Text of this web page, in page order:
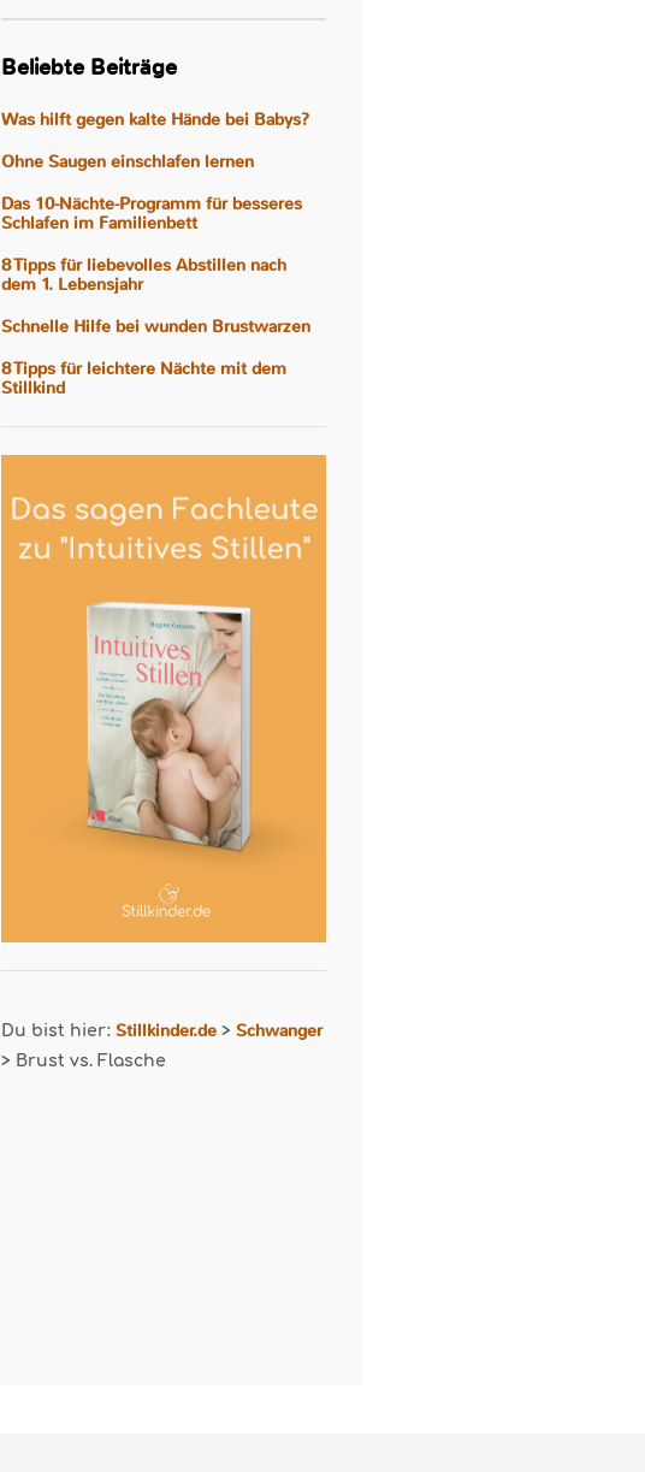
Beliebte Beiträge
Was hilft gegen kalte Hände bei Babys?
Ohne Saugen einschlafen lernen
Das 10-Nächte-Programm für besseres
Schlafen im Familienbett
8 Tipps für liebevolles Abstillen nach
dem 1. Lebensjahr
Schnelle Hilfe bei wunden Brustwarzen
8 Tipps für leichtere Nächte mit dem
Stillkind
Du bist hier:Stillkinder.de >Schwanger
> Brust vs. Flasche